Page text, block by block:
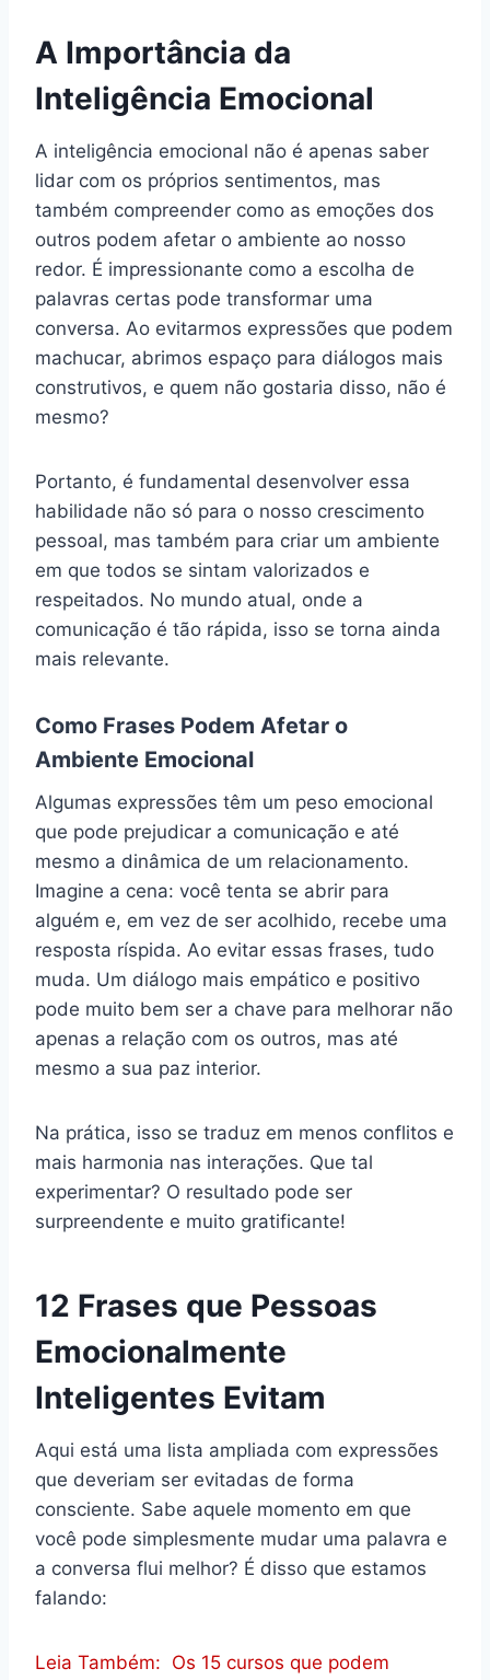
A Importância da
Inteligência Emocional
A inteligência emocional não é apenas saber
lidar com os próprios sentimentos, mas
também compreender como as emoções dos
outros podem afetar o ambiente ao nosso
redor. É impressionante como a escolha de
palavras certas pode transformar uma
conversa. Ao evitarmos expressões que podem
machucar, abrimos espaço para diálogos mais
construtivos, e quem não gostaria disso, não é
mesmo?
Portanto, é fundamental desenvolver essa
habilidade não só para o nosso crescimento
pessoal, mas também para criar um ambiente
em que todos se sintam valorizados e
respeitados. No mundo atual, onde a
comunicação é tão rápida, isso se torna ainda
mais relevante.
Como Frases Podem Afetar o
Ambiente Emocional
Algumas expressões têm um peso emocional
que pode prejudicar a comunicação e até
mesmo a dinâmica de um relacionamento.
Imagine a cena: você tenta se abrir para
alguém e, em vez de ser acolhido, recebe uma
resposta ríspida. Ao evitar essas frases, tudo
muda. Um diálogo mais empático e positivo
pode muito bem ser a chave para melhorar não
apenas a relação com os outros, mas até
mesmo a sua paz interior.
Na prática, isso se traduz em menos conflitos e
mais harmonia nas interações. Que tal
experimentar? O resultado pode ser
surpreendente e muito gratificante!
12 Frases que Pessoas
Emocionalmente
Inteligentes Evitam
Aqui está uma lista ampliada com expressões
que deveriam ser evitadas de forma
consciente. Sabe aquele momento em que
você pode simplesmente mudar uma palavra e
a conversa flui melhor? É disso que estamos
falando:
Leia Também: Os 15 cursos que podem